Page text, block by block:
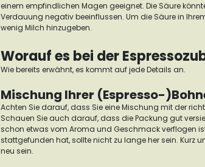
einem empfindlichen Magen geeignet. Die Säure
Verdauung negativ beeinflussen. Um die Säure in
wenig Milch hinzugeben.
Worauf es bei der
Wie bereits erwähnt, es kommt auf jede Details an.
Mischung Ihrer (Espresso-
Achten Sie darauf, dass Sie eine Mischung mit der
Schauen Sie auch darauf, dass die Packung gut
schon etwas vom Aroma und Geschmack verflogen
stattgefunden hat, sollte nicht zu lange her sein. Kurz
neu sein.